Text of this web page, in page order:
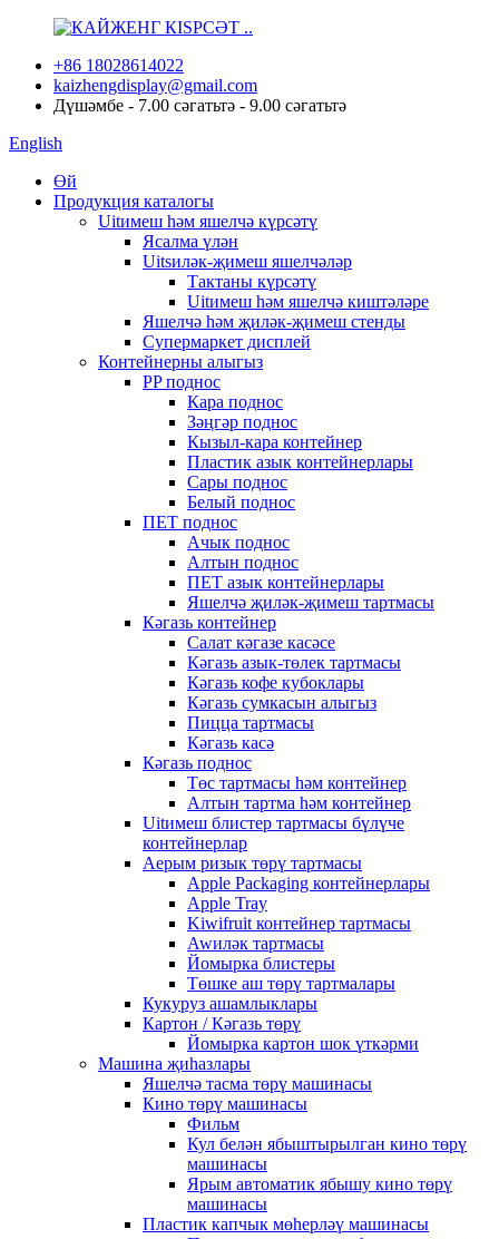
+86 18028614022
kaizhengdisplay@gmail.com
Дүшәмбе - 7.00 сәгатьтә - 9.00 сәгатьтә
English
Өй
Продукция каталогы
Uitимеш һәм яшелчә күрсәтү
Ясалма үлән
Uitsиләк-җимеш яшелчәләр
Тактаны күрсәтү
Uitимеш һәм яшелчә киштәләре
Яшелчә һәм җиләк-җимеш стенды
Супермаркет дисплей
Контейнерны алыгыз
PP поднос
Кара поднос
Зәңгәр поднос
Кызыл-кара контейнер
Пластик азык контейнерлары
Сары поднос
Белый поднос
ПЕТ поднос
Ачык поднос
Алтын поднос
ПЕТ азык контейнерлары
Яшелчә җиләк-җимеш тартмасы
Кәгазь контейнер
Салат кәгазе касәсе
Кәгазь азык-төлек тартмасы
Кәгазь кофе кубоклары
Кәгазь сумкасын алыгыз
Пицца тартмасы
Кәгазь касә
Кәгазь поднос
Төс тартмасы һәм контейнер
Алтын тартма һәм контейнер
Uitимеш блистер тартмасы бүлүче
контейнерлар
Аерым ризык төрү тартмасы
Apple Packaging контейнерлары
Apple Tray
Kiwifruit контейнер тартмасы
Awиләк тартмасы
Йомырка блистеры
Төшке аш төрү тартмалары
Кукуруз ашамлыклары
Картон / Кәгазь төрү
Йомырка картон шок үткәрми
Машина җиһазлары
Яшелчә тасма төрү машинасы
Кино төрү машинасы
Фильм
Кул белән ябыштырылган кино төрү
машинасы
Ярым автоматик ябышу кино төрү
машинасы
Пластик капчык мөһерләү машинасы